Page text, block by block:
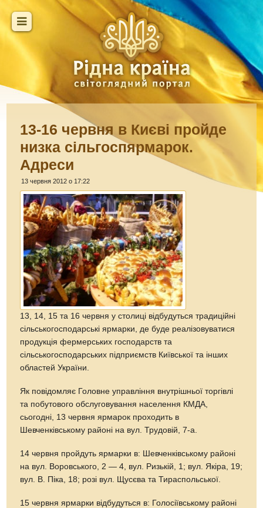
13-16 червня в Києві пройде
низка сільгоспярмарок.
Адреси
13 червня 2012 о 17:22
13, 14, 15 та 16 червня у столиці відбудуться традиційні
сільськогосподарські ярмарки, де буде реалізовуватися
продукція фермерських господарств та
сільськогосподарських підприємств Київської та інших
областей України.
Як повідомляє Головне управління внутрішньої торгівлі
та побутового обслуговування населення КМДА,
сьогодні, 13 червня ярмарок проходить в
Шевченківському районі на вул. Трудовій, 7-а.
14 червня пройдуть ярмарки в: Шевченківському районі
на вул. Воровського, 2 — 4, вул. Ризькій, 1; вул. Якіра, 19;
вул. В. Піка, 18; розі вул. Щусєва та Тираспольської.
15 червня ярмарки відбудуться в: Голосіївському районі